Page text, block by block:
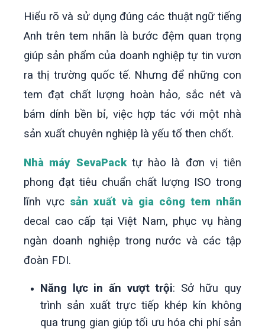
Hiểu rõ và sử dụng đúng các thuật ngữ tiếng
Anh trên tem nhãn là bước đệm quan trọng
giúp sản phẩm của doanh nghiệp tự tin vươn
ra thị trường quốc tế. Nhưng để những con
tem đạt chất lượng hoàn hảo, sắc nét và
bám dính bền bỉ, việc hợp tác với một nhà
sản xuất chuyên nghiệp là yếu tố then chốt.
Nhà máy SevaPacktự hào là đơn vị tiên
phong đạt tiêu chuẩn chất lượng ISO trong
lĩnh vực sản xuất và gia công tem nhãn
decal cao cấp tại Việt Nam, phục vụ hàng
ngàn doanh nghiệp trong nước và các tập
đoàn FDI.
Năng lực in ấn vượt trội: Sở hữu quy
trình sản xuất trực tiếp khép kín không
qua trung gian giúp tối ưu hóa chi phí sản